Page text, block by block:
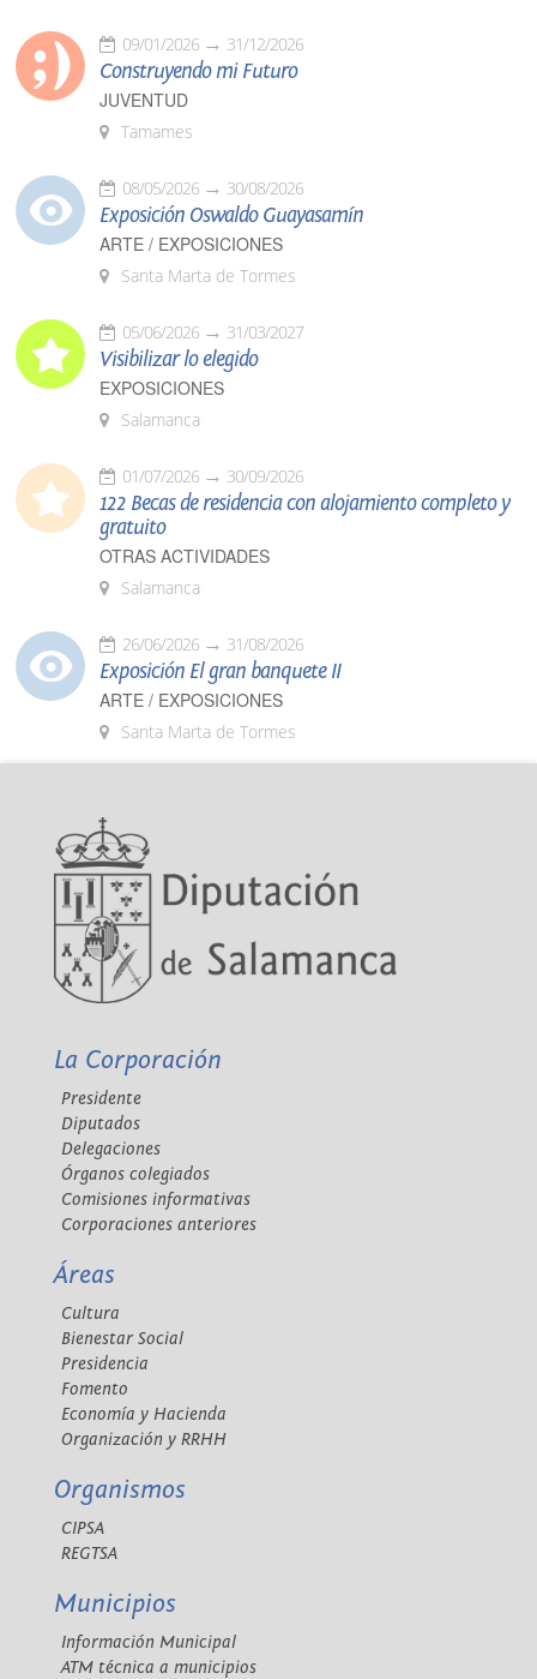
09/01/2026 31/12/2026
Construyendo mi Futuro
JUVENTUD
Tamames
08/05/2026 30/08/2026
Exposición Oswaldo Guayasamín
ARTE / EXPOSICIONES
Santa Marta de Tormes
05/06/2026 31/03/2027
Visibilizar lo elegido
EXPOSICIONES
Salamanca
01/07/2026 30/09/2026
122 Becas de residencia con alojamiento completo y
gratuito
OTRAS ACTIVIDADES
Salamanca
26/06/2026 31/08/2026
Exposición El gran banquete II
ARTE / EXPOSICIONES
Santa Marta de Tormes
La Corporación
Presidente
Diputados
Delegaciones
Órganos colegiados
Comisiones informativas
Corporaciones anteriores
Áreas
Cultura
Bienestar Social
Presidencia
Fomento
Economía y Hacienda
Organización y RRHH
Organismos
CIPSA
REGTSA
Municipios
Información Municipal
ATM técnica a municipios